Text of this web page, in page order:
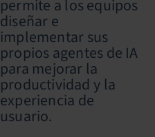
permite a los equipos
diseñar e
implementar sus
propios agentes de IA
para mejorar la
productividad y la
experiencia de
usuario.